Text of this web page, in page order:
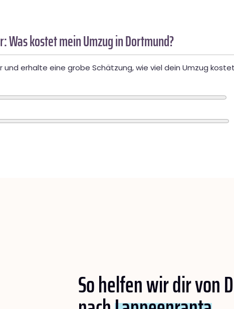
Was kostet mein Umzug in Dortmund?
und erhalte eine grobe Schätzung, wie viel dein Umzug
So helfen wir dir von